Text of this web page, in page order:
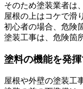
そのため塗装業者は
屋根の上はコケで滑
初心者の場合、危険
塗装工事は、危険箇
塗料の機能を発
屋根や外壁の塗装工